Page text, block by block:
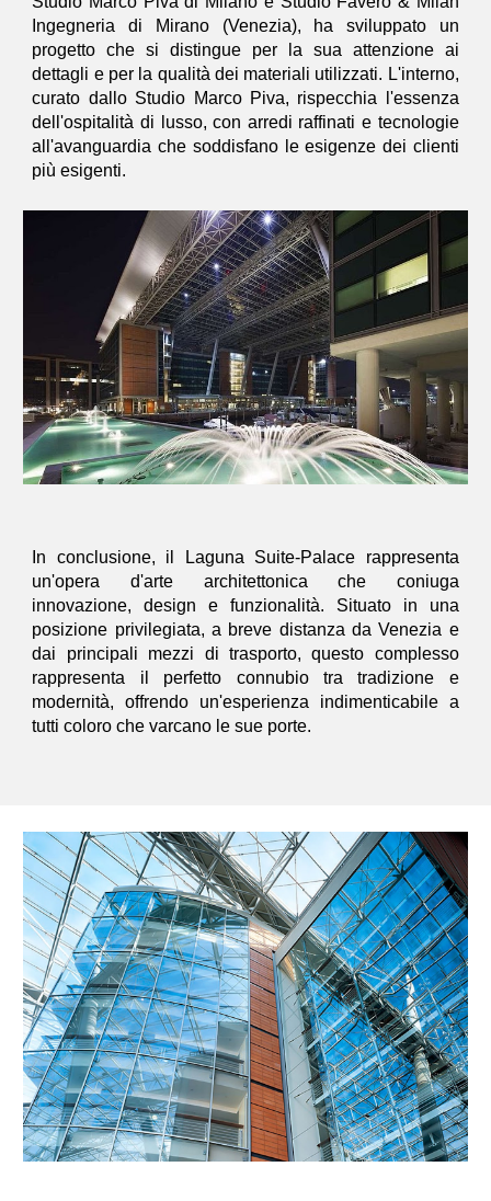
Ingegneria di Mirano (Venezia), ha sviluppato un
progetto che si distingue per la sua attenzione ai
dettagli e per la qualità dei materiali utilizzati. L'interno,
curato dallo Studio Marco Piva, rispecchia l'essenza
dell'ospitalità di lusso, con arredi raffinati e tecnologie
all'avanguardia che soddisfano le esigenze dei clienti
più esigenti.
In conclusione, il Laguna Suite-Palace rappresenta
un'opera d'arte architettonica che coniuga
innovazione, design e funzionalità. Situato in una
posizione privilegiata, a breve distanza da Venezia e
dai principali mezzi di trasporto, questo complesso
rappresenta il perfetto connubio tra tradizione e
modernità, offrendo un'esperienza indimenticabile a
tutti coloro che varcano le sue porte.